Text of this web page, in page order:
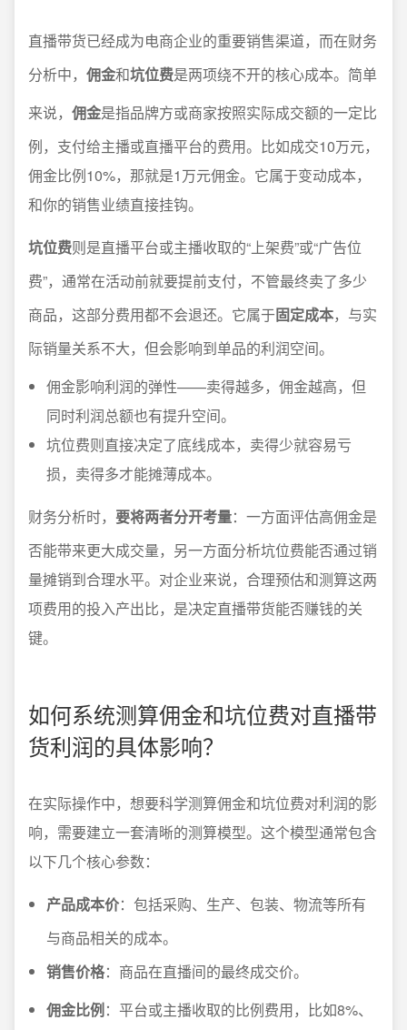
直播带货已经成为电商企业的重要销售渠道，而在财务
分析中， 佣金和坑位费是两项绕不开的核心成本。简单
来说， 佣金是指品牌方或商家按照实际成交额的一定比
例，支付给主播或直播平台的费用。比如成交10万元，
佣金比例10%，那就是1万元佣金。它属于变动成本，
和你的销售业绩直接挂钩。
坑位费则是直播平台或主播收取的“上架费”或“广告位
费”，通常在活动前就要提前支付，不管最终卖了多少
商品，这部分费用都不会退还。它属于固定成本，与实
际销量关系不大，但会影响到单品的利润空间。
佣金影响利润的弹性——卖得越多，佣金越高，但
同时利润总额也有提升空间。
坑位费则直接决定了底线成本，卖得少就容易亏
损，卖得多才能摊薄成本。
财务分析时， 要将两者分开考量：一方面评估高佣金是
否能带来更大成交量，另一方面分析坑位费能否通过销
量摊销到合理水平。对企业来说，合理预估和测算这两
项费用的投入产出比，是决定直播带货能否赚钱的关
键。
如何系统测算佣金和坑位费对直播带
货利润的具体影响？
在实际操作中，想要科学测算佣金和坑位费对利润的影
响，需要建立一套清晰的测算模型。这个模型通常包含
以下几个核心参数：
产品成本价：包括采购、生产、包装、物流等所有
与商品相关的成本。
销售价格：商品在直播间的最终成交价。
佣金比例：平台或主播收取的比例费用，比如8%、